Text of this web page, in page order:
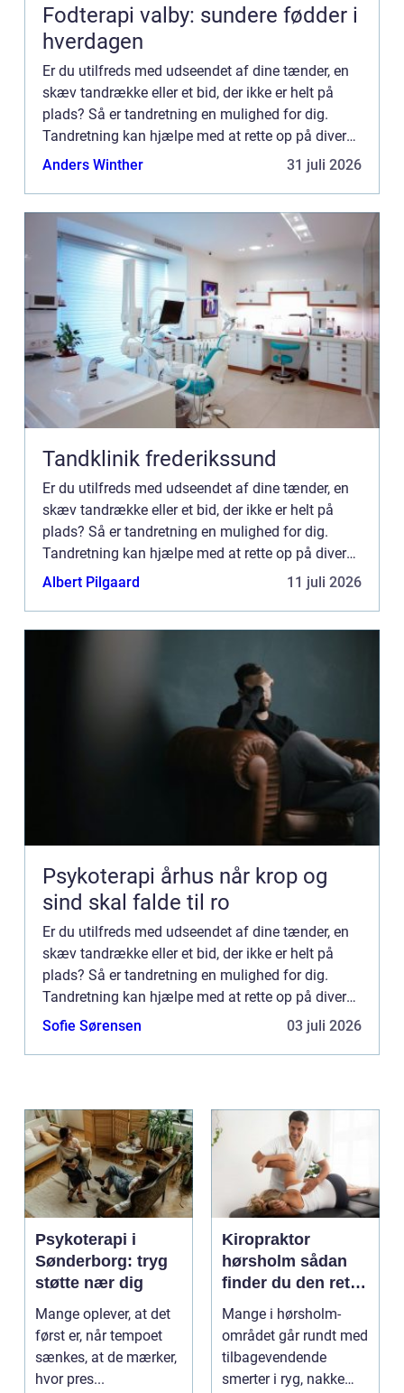
Fodterapi valby: sundere fødder i
hverdagen
Er du utilfreds med udseendet af dine tænder, en
skæv tandrække eller et bid, der ikke er helt på
plads? Så er tandretning en mulighed for dig.
Tandretning kan hjælpe med at rette op på diverse
tandsætn...
Anders Winther 31 juli 2026
Tandklinik frederikssund
Er du utilfreds med udseendet af dine tænder, en
skæv tandrække eller et bid, der ikke er helt på
plads? Så er tandretning en mulighed for dig.
Tandretning kan hjælpe med at rette op på diverse
tandsætn...
Albert Pilgaard 11 juli 2026
Psykoterapi århus når krop og
sind skal falde til ro
Er du utilfreds med udseendet af dine tænder, en
skæv tandrække eller et bid, der ikke er helt på
plads? Så er tandretning en mulighed for dig.
Tandretning kan hjælpe med at rette op på diverse
tandsætn...
Sofie Sørensen 03 juli 2026
Psykoterapi i
Sønderborg: tryg
støtte nær dig
Mange oplever, at det
først er, når tempoet
sænkes, at de mærker,
hvor pres...
Kiropraktor
hørsholm sådan
finder du den rette
behandling i
nordsjælland
Mange i hørsholm-
området går rundt med
tilbagevendende
smerter i ryg, nakke